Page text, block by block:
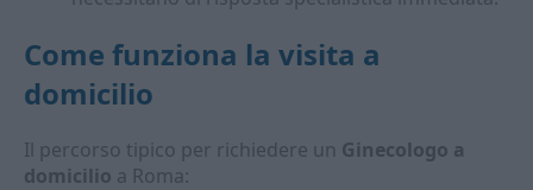
Come funziona la visita a
domicilio
Il percorso tipico per richiedere un Ginecologo a
domicilio a Roma: